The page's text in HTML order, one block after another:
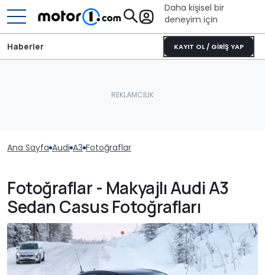
Daha kişisel bir
deneyim için
KAYIT OL / GİRİŞ YAP
Haberler
Ana Sayfa Audi A3 Fotoğraflar
Fotoğraflar - Makyajlı Audi A3
Sedan Casus Fotoğrafları